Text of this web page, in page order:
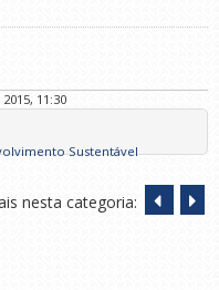
11:30
Sustentável
nesta categoria: